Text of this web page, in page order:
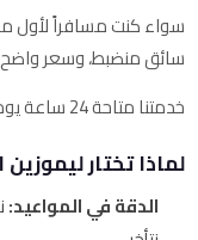
سواء كنت مسافراً لأول
سائق منضبط، وسعر واضح
خدمتنا متاحة 24 ساعة يومياً طوال أيام السنة بما في ذلك الأعياد والمواسم، لأننا نعلم أن الرحلات لا تنتظر.
لماذا تختار
الدقة في المواعيد: